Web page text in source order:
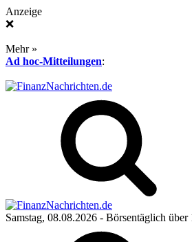
Anzeige
❌
Mehr »
Ad hoc-Mitteilungen:
Samstag, 08.08.2026 - Börsentäglich über